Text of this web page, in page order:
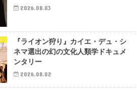
2026.08.03
『ライオン狩り』カイエ・デュ・シ
ネマ選出の幻の文化人類学ドキュメ
ンタリー
2026.08.02